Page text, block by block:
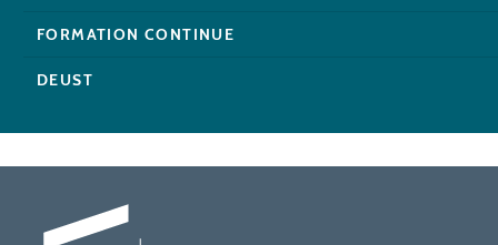
FORMATION CONTINUE
DEUST